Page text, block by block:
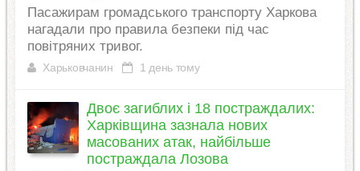
Пасажирам громадського транспорту Харкова
нагадали про правила безпеки під час
повітряних тривог.
Харьковчанин 1 день тому
Двоє загиблих і 18 постраждалих:
Харківщина зазнала нових
масованих атак, найбільше
постраждала Лозова